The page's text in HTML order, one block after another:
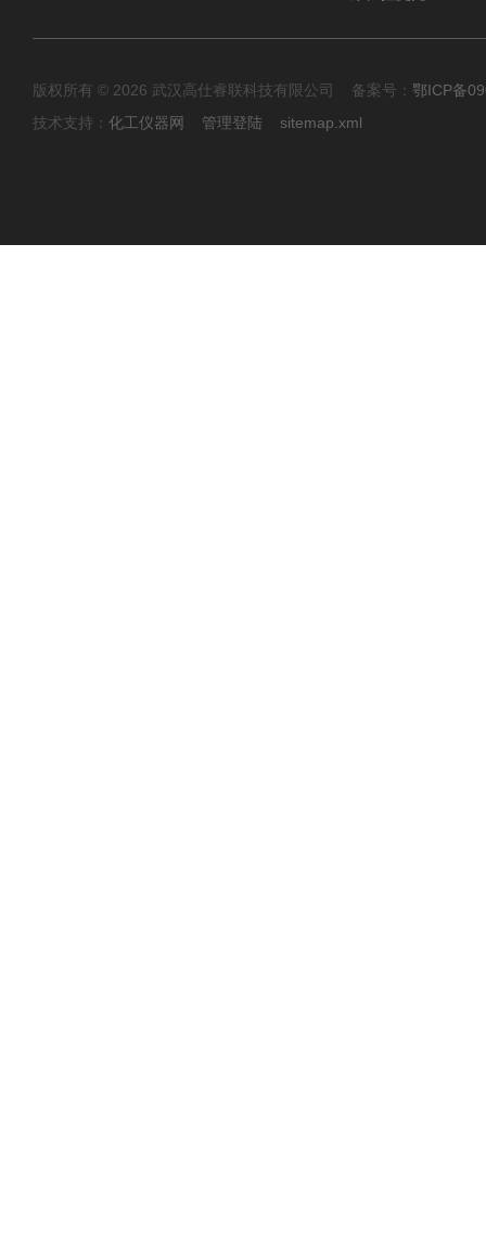
版权所有 © 2026 武汉高仕睿联科技有限公司 备案号： 鄂ICP备
技术支持： 化工仪器网 管理登陆 sitemap.xml